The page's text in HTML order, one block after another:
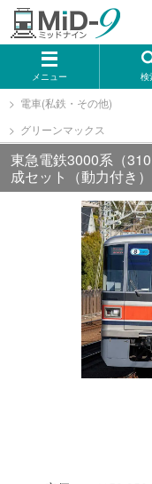
メニュー 検
メーカー一覧
TOMIX
KATO
GREENMAX
トミーテック
マイクロエース
Bトレインショーテ
電車(私鉄・その他)
グリーンマックス
東急電鉄3000系（
成セット（動力付き）